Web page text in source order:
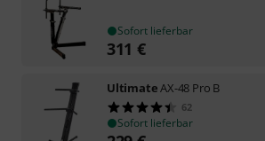
Sofort lieferbar
311 €
UltimateAX-48 Pro B
62
Sofort lieferbar